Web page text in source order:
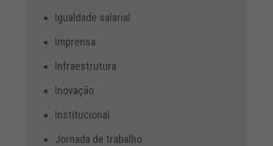
Igualdade salarial
Imprensa
Infraestrutura
Inovação
Institucional
Jornada de trabalho